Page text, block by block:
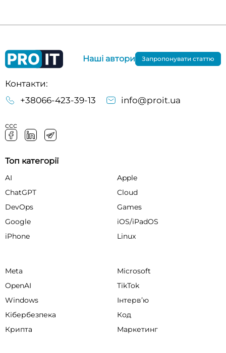
Контакти:
+38066-423-39-13
info@proit.ua
ссс
Наші автори Запропонувати статтю
Топ категорії
AI
Apple
ChatGPT
Cloud
DevOps
Games
Google
iOS/iPadOS
iPhone
Linux
Meta
Microsoft
OpenAI
TikTok
Windows
Інтервʼю
Кібербезпека
Код
Крипта
Маркетинг